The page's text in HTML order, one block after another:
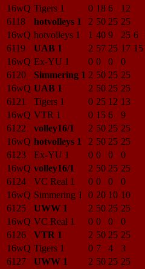
16wQ Tigers 1 0 18 6
12
6118
hotvolleys 1 2 50 25 25
16wQ hotvolleys 1 1 40 9 25 6
6119
UAB 1 2 57 25 17 15
16wQ Ex-YU 1 0 0 0
0
6120
Simmering 1 2 50 25 25
16wQ UAB 1 2 50 25 25
6121
Tigers 1 0 25 12 13
16wQ VTR 1 0 15 6
9
6122
volley16/1 2 50 25 25
16wQ hotvolleys 1 2 50 25 25
6123
Ex-YU 1 0 0 0
0
16wQ volley16/1 2 50 25 25
6124
VC Real 1 0 0 0
0
16wQ Simmering 1 0 20 10 10
6125
UWW 1 2 50 25 25
16wQ VC Real 1 0 0 0
0
6126
VTR 1 2 50 25 25
16wQ Tigers 1 0 7 4
3
6127
UWW 1 2 50 25 25